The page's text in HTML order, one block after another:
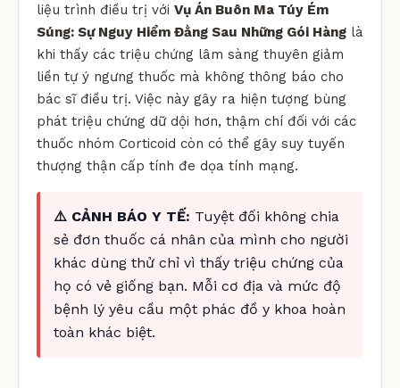
liệu trình điều trị với Vụ Án Buôn Ma Túy Ém
Súng: Sự Nguy Hiểm Đằng Sau Những Gói Hàng là
khi thấy các triệu chứng lâm sàng thuyên giảm
liền tự ý ngưng thuốc mà không thông báo cho
bác sĩ điều trị. Việc này gây ra hiện tượng bùng
phát triệu chứng dữ dội hơn, thậm chí đối với các
thuốc nhóm Corticoid còn có thể gây suy tuyến
thượng thận cấp tính đe dọa tính mạng.
⚠️ CẢNH BÁO Y TẾ: Tuyệt đối không chia
sẻ đơn thuốc cá nhân của mình cho người
khác dùng thử chỉ vì thấy triệu chứng của
họ có vẻ giống bạn. Mỗi cơ địa và mức độ
bệnh lý yêu cầu một phác đồ y khoa hoàn
toàn khác biệt.